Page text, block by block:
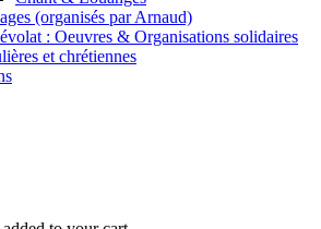
(organisés par Arnaud)
: Oeuvres & Organisations solidaires
et chrétiennes